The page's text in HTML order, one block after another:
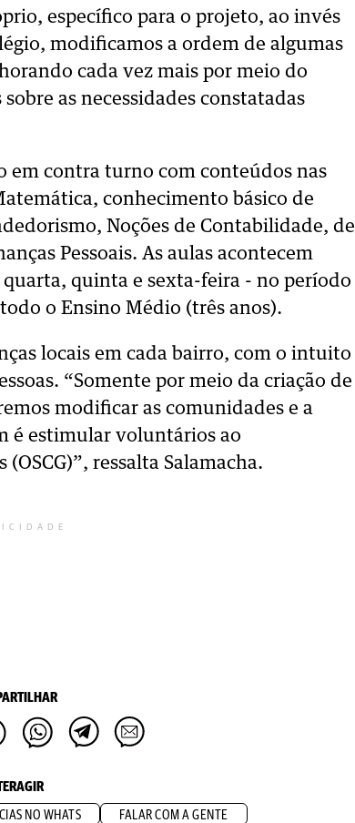
específico para o projeto, ao invés
modificamos a ordem de algumas
cada vez mais por meio do
as necessidades constatadas
em contra turno com conteúdos nas
conhecimento básico de
Noções de Contabilidade, de
Pessoais. As aulas acontecem
quinta e sexta-feira - no período
o Ensino Médio (três anos).
locais em cada bairro, com o intuito
“Somente por meio da criação de
modificar as comunidades e a
é estimular voluntários ao
ressalta Salamacha.
NO WHATS FALAR COM A GENTE